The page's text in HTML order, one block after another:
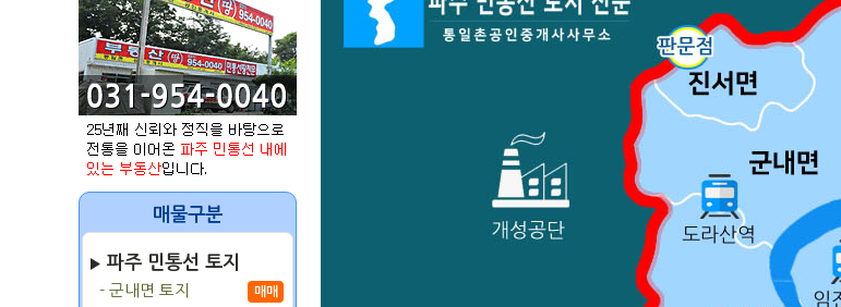
매물구분
파주 민통선 토지
- 군내면 토지 매매